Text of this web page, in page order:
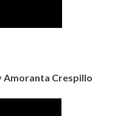
Amoranta Crespillo